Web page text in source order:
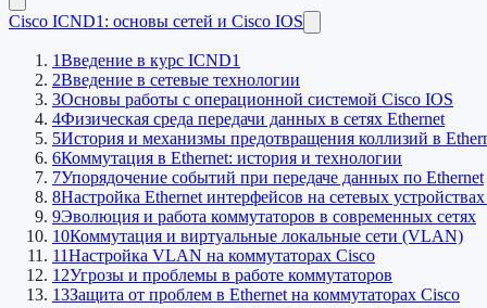
Cisco ICND1: основы сетей и Cisco IOS
1Введение в курс ICND1
2Введение в сетевые технологии
3Основы работы с операционной системой Cisco IOS
4Физическая среда передачи данных в сетях Ethernet
5История и механизмы предотвращения коллизий в
6Коммутация в Ethernet: история и технологии
7Упорядочение событий при передаче данных по Ethernet
8Настройка Ethernet интерфейсов на сетевых
9Эволюция и работа коммутаторов в современных сетях
10Коммутация и виртуальные локальные сети (VLAN)
11Настройка VLAN на коммутаторах Cisco
12Угрозы и проблемы в работе коммутаторов
13Защита от проблем в Ethernet на коммутаторах Cisco